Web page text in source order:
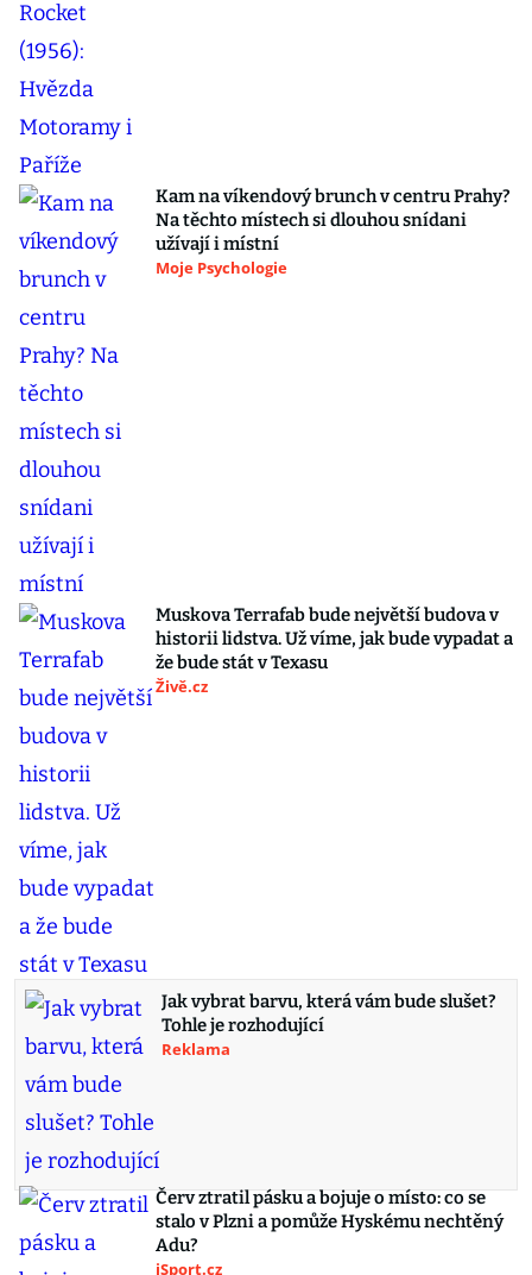
Kam na víkendový brunch v centru Prahy?
Na těchto místech si dlouhou snídani
užívají i místní
Moje Psychologie
Muskova Terrafab bude největší budova v
historii lidstva. Už víme, jak bude vypadat a
že bude stát v Texasu
Živě.cz
Jak vybrat barvu, která vám bude slušet?
Tohle je rozhodující
Reklama
Červ ztratil pásku a bojuje o místo: co se
stalo v Plzni a pomůže Hyskému nechtěný
Adu?
iSport.cz